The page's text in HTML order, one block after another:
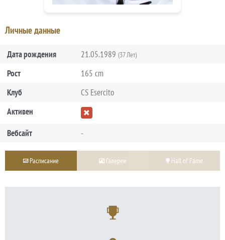
Личные данные
Дата рождения 21.05.1989 (37 Лет)
Рост
165 cm
Клуб
CS Esercito
Активен
Вебсайт
-
Расписание Галереи Hall of Fame